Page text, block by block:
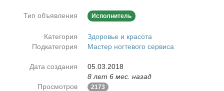
Тип объявления Исполнитель
Категория
Здоровье и красота
Подкатегория
Мастер ногтевого сервиса
Дата создания
05.03.2018
8 лет 6 мес. назад
Просмотров
2173